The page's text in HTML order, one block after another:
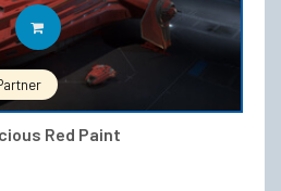
Red Paint
IN DEN WARENKORB